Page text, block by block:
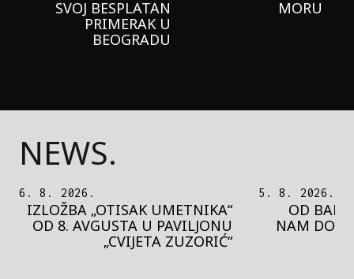
SVOJ BESPLATAN
PRIMERAK U
BEOGRADU
MORU
NEWS.
5. 8. 2026.
OD BAROKA DO REJVA: ŠTA
NAM DONOSI NOVI BUPBAP
FESTIVAL?
5. 8. 2026.
PEDJA
MOTIVE